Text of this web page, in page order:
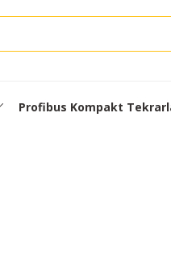
Profibus Kompakt